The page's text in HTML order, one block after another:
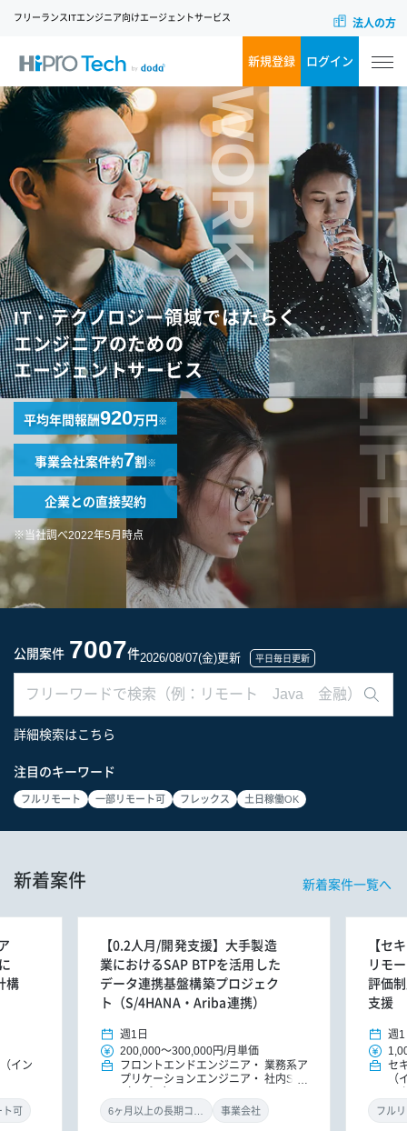
フリーランスITエンジニア向けエージェントサービス 法人の方
新規登録 ログイン
WORK
IT・テクノロジー領域ではたらく
エンジニアのための
エージェントサービス
平均年間報酬920万円※
事業会社案件約7割※
企業との直接契約
※当社調べ2022年5月時点
公開案件 7007件2026/08/07(金)更新 平日毎日更新
詳細検索はこちら
注目のキーワード
フルリモート 一部リモート可 フレックス 土日稼働OK
新着案件 新着案件一覧へ
構
イン
ト可
【0.2人月/開発支援】大手製造
業におけるSAP BTPを活用した
データ連携基盤構築プロジェク
ト（S/4HANA・Ariba連携）
週1日
200,000～300,000円/月単価
フロントエンドエンジニア
業務系ア
プリケーションエンジニア
社内SE
事業会社
【セ
リモ
評価
支援
週1
セ
（
ン
フル